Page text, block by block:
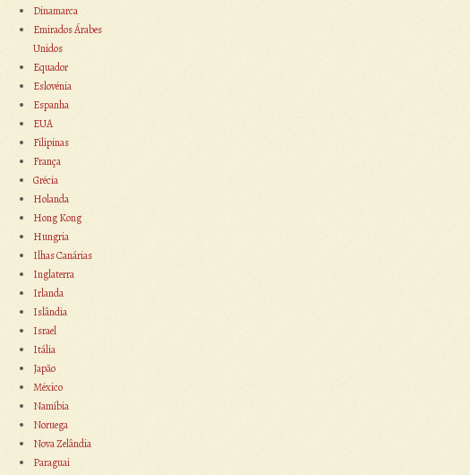
Dinamarca
Emirados Árabes
Unidos
Equador
Eslovénia
Espanha
EUA
Filipinas
França
Grécia
Holanda
Hong Kong
Hungria
Ilhas Canárias
Inglaterra
Irlanda
Islândia
Israel
Itália
Japão
México
Namíbia
Noruega
Nova Zelândia
Paraguai